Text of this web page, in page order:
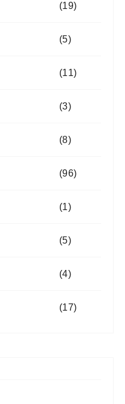
(19)
(5)
(11)
(3)
(8)
(96)
(1)
(5)
(4)
(17)